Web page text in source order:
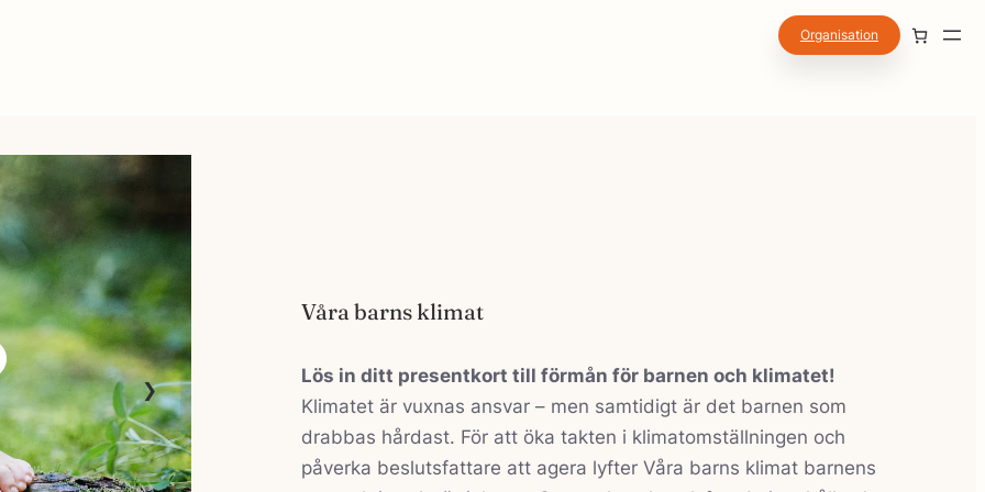
Organisation
Våra barns klimat
Lös in ditt presentkort till förmån för barnen och klimatet!
Klimatet är vuxnas ansvar – men samtidigt är det barnen som
drabbas hårdast. För att öka takten i klimatomställningen och
påverka beslutsfattare att agera lyfter Våra barns klimat barnens